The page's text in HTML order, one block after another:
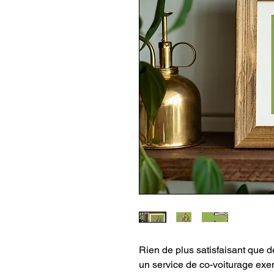
Rien de plus satisfaisant que
un service de co-voiturage